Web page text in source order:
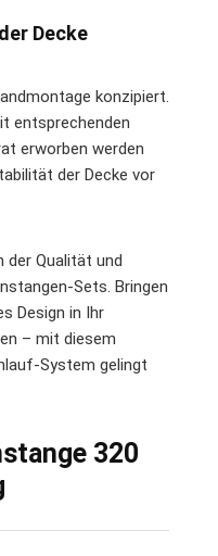
Decke
konzipiert.
entsprechenden
erworben werden
der Decke vor
der Qualität und
Sets. Bringen
Design in Ihr
– mit diesem
System gelingt
320